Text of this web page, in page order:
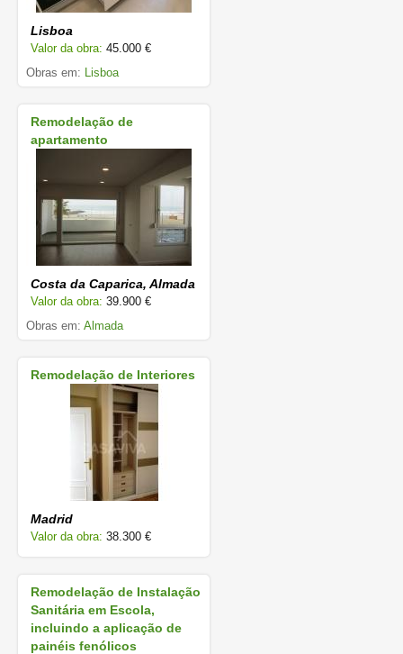
Lisboa
Valor da obra: 45.000 €
Obras em: Lisboa
Remodelação de
apartamento
Costa da Caparica, Almada
Valor da obra: 39.900 €
Obras em: Almada
Remodelação de Interiores
Madrid
Valor da obra: 38.300 €
Remodelação de Instalação
Sanitária em Escola,
incluindo a aplicação de
painéis fenólicos